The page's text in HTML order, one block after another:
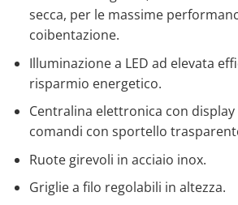
secca, per le massime
coibentazione.
Illuminazione a LED ad elevata
risparmio energetico.
Centralina elettronica con
comandi con sportello
Ruote girevoli in acciaio inox.
Griglie a filo regolabili in altezza.